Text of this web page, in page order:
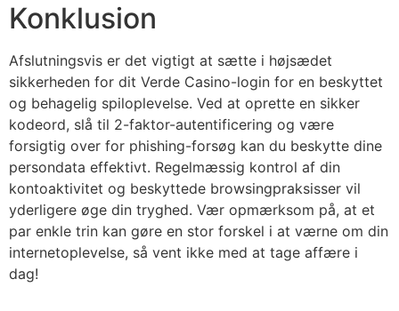
Konklusion
Afslutningsvis er det vigtigt at sætte i højsædet
sikkerheden for dit Verde Casino-login for en beskyttet
og behagelig spiloplevelse. Ved at oprette en sikker
kodeord, slå til 2-faktor-autentificering og være
forsigtig over for phishing-forsøg kan du beskytte dine
persondata effektivt. Regelmæssig kontrol af din
kontoaktivitet og beskyttede browsingpraksisser vil
yderligere øge din tryghed. Vær opmærksom på, at et
par enkle trin kan gøre en stor forskel i at værne om din
internetoplevelse, så vent ikke med at tage affære i
dag!